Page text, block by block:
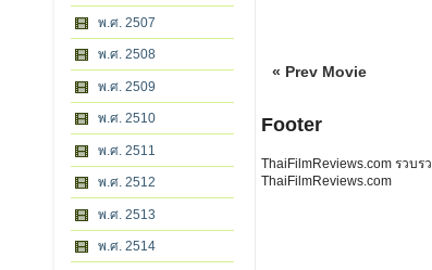
พ.ศ. 2507
พ.ศ. 2508
พ.ศ. 2509
พ.ศ. 2510
พ.ศ. 2511
พ.ศ. 2512
พ.ศ. 2513
พ.ศ. 2514
« Prev Movie
Footer
ThaiFilmReviews.com รวบ
ThaiFilmReviews.com